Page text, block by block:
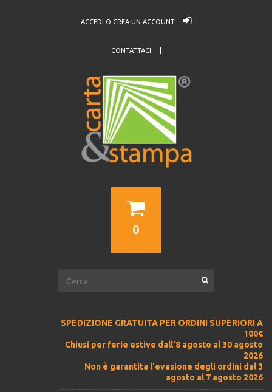
ACCEDI O CREA UN ACCOUNT
CONTATTACI
0
SPEDIZIONE GRATUITA PER ORDINI SUPERIORI A
100€
Chiusi per ferie estive dall'8 agosto al 30 agosto
2026
Non è garantita l'evasione degli ordini dal 3
agosto al 7 agosto 2026